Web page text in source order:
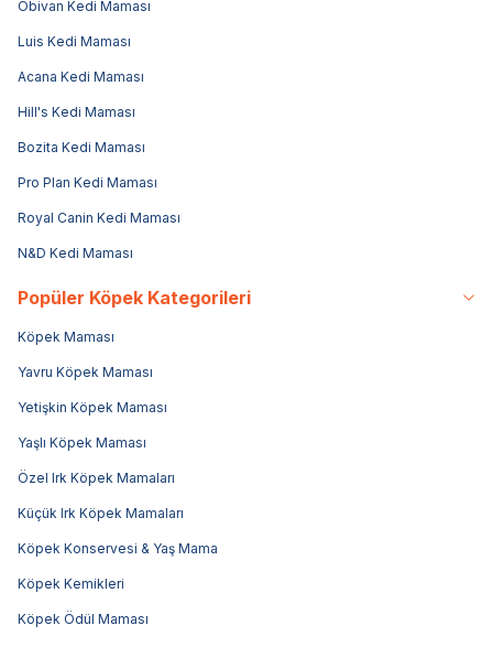
Obivan Kedi Maması
Luis Kedi Maması
Acana Kedi Maması
Hill's Kedi Maması
Bozita Kedi Maması
Pro Plan Kedi Maması
Royal Canin Kedi Maması
N&D Kedi Maması
Popüler Köpek Kategorileri
Köpek Maması
Yavru Köpek Maması
Yetişkin Köpek Maması
Yaşlı Köpek Maması
Özel Irk Köpek Mamaları
Küçük Irk Köpek Mamaları
Köpek Konservesi & Yaş Mama
Köpek Kemikleri
Köpek Ödül Maması